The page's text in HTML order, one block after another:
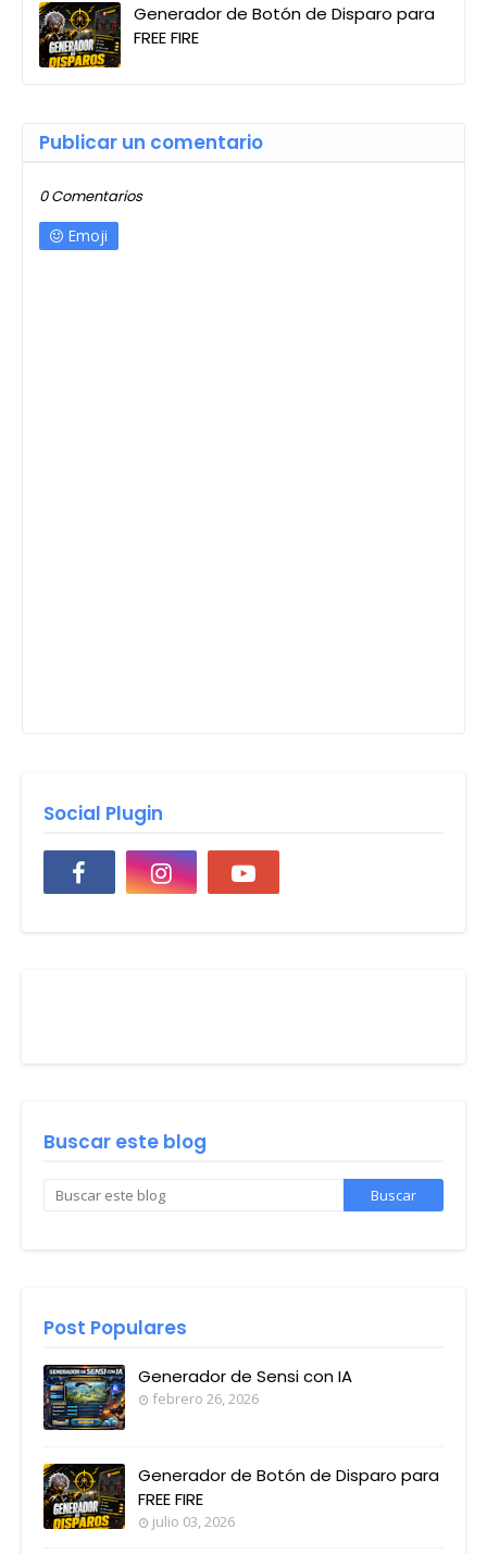
Generador de Botón de Disparo para
FREE FIRE
Publicar un comentario
0 Comentarios
Emoji
Social Plugin
Buscar este blog
Post Populares
Generador de Sensi con IA
febrero 26, 2026
Generador de Botón de Disparo para
FREE FIRE
julio 03, 2026